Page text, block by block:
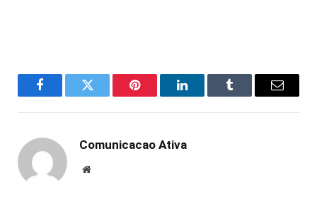
FacebookTwitter Pinterest LinkedInTumblr Email
Comunicacao Ativa
Website